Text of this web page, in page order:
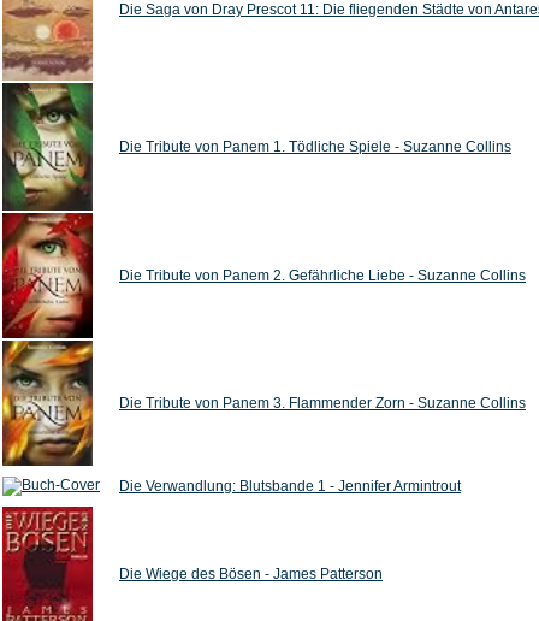
Die Saga von Dray Prescot 11: Die fliegenden Städte von
Die Tribute von Panem 1. Tödliche Spiele - Suzanne Collins
Die Tribute von Panem 2. Gefährliche Liebe - Suzanne Collins
Die Tribute von Panem 3. Flammender Zorn - Suzanne Collins
Die Verwandlung: Blutsbande 1 - Jennifer Armintrout
Die Wiege des Bösen - James Patterson